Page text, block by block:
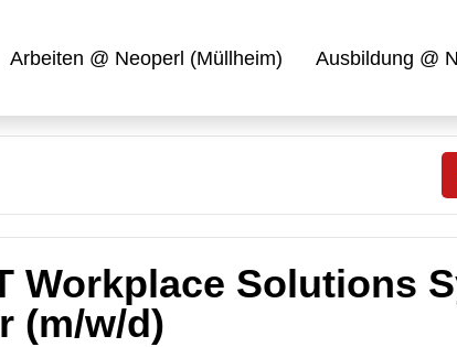
Arbeiten @ Neoperl (Müllheim) Ausbildung @
Workplace Solutions
(m/w/d)